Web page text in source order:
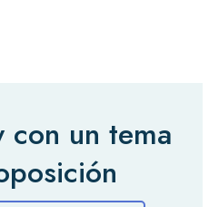
con un tema